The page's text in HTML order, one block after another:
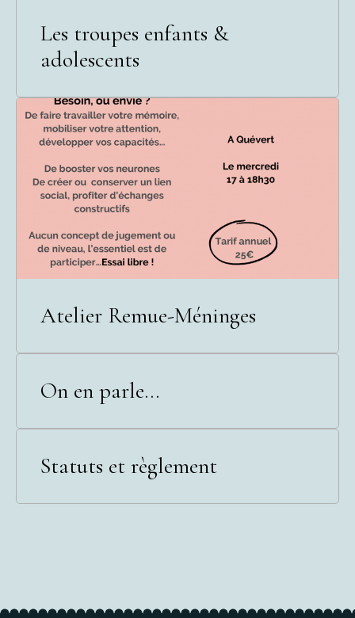
Les troupes enfants &
adolescents
Atelier Remue-Méninges
On en parle...
Statuts et règlement